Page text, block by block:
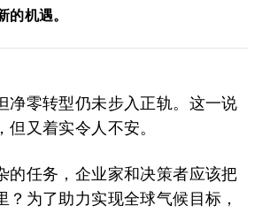
的机遇。
净零转型仍未步入正轨。这一说
又着实令人不安。
的任务，企业家和决策者应该把
？为了助力实现全球气候目标，